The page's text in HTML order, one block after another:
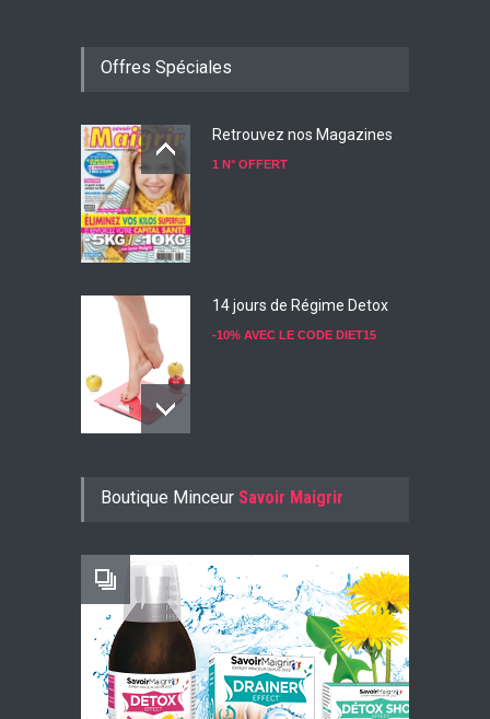
Offres Spéciales
Retrouvez nos Magazines
1 N° OFFERT
14 jours de Régime Detox
-10% AVEC LE CODE DIET15
-10% AVEC LE CODE KONJ10
Faites Votre Bilan Minceur
GRATUIT
Boutique Minceur Savoir Maigrir